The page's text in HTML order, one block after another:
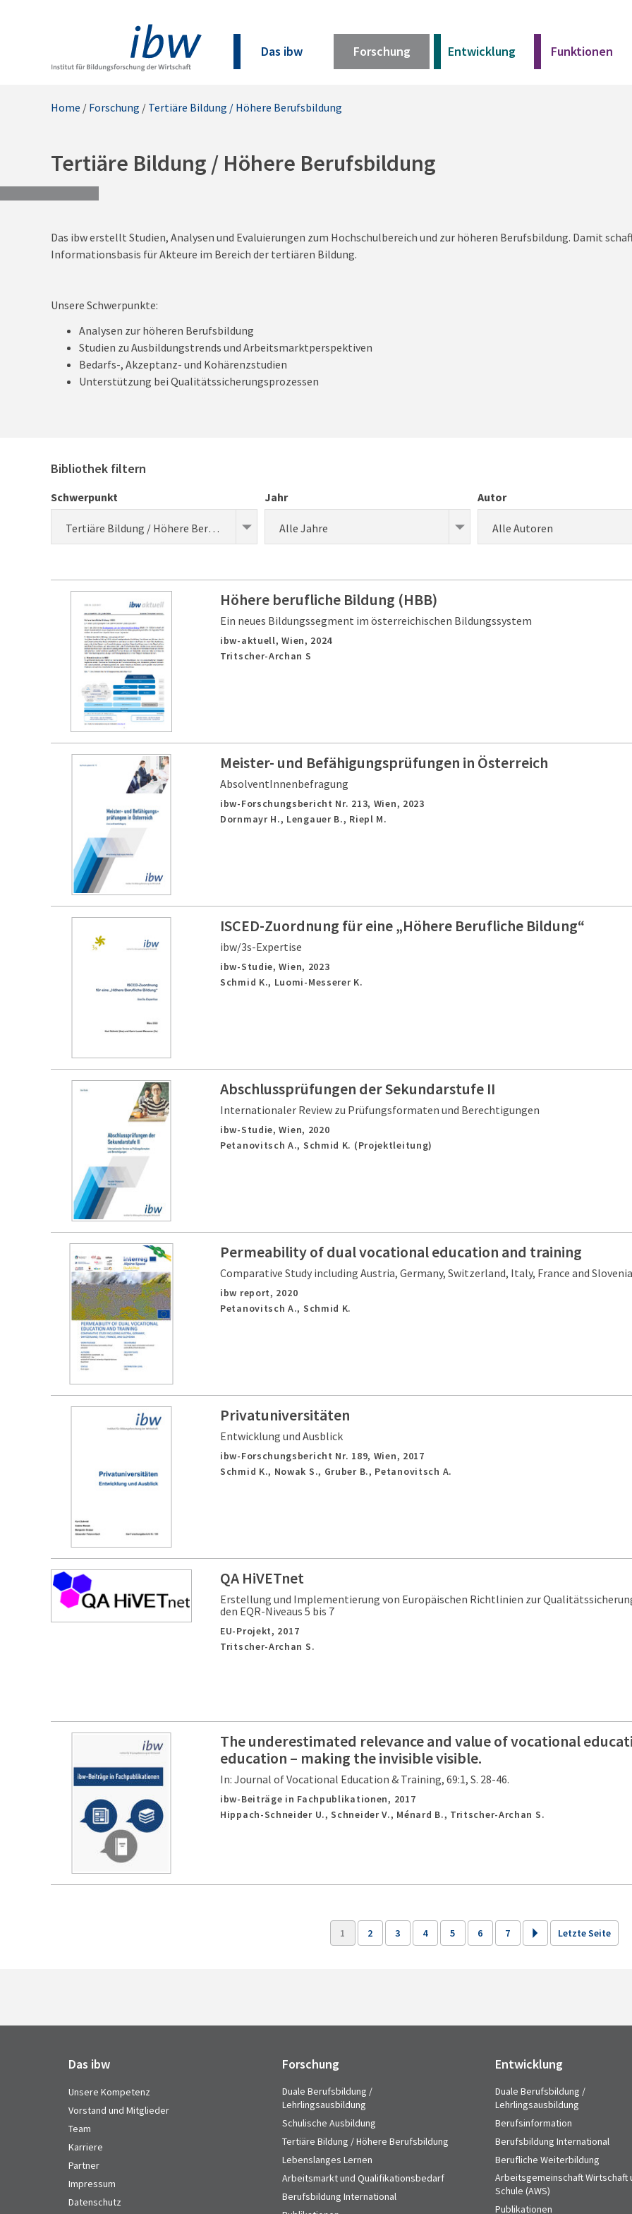
Das ibw Forschung Entwicklung Funktionen
Home / Forschung / Tertiäre Bildung / Höhere Berufsbildung
Tertiäre Bildung / Höhere Berufsbildung
Das ibw erstellt Studien, Analysen und Evaluierungen zum Hochschulbereich und zur höheren Berufsbildung. Damit
Informationsbasis für Akteure im Bereich der tertiären Bildung.
Unsere Schwerpunkte:
Analysen zur höheren Berufsbildung
Studien zu Ausbildungstrends und Arbeitsmarktperspektiven
Bedarfs-, Akzeptanz- und Kohärenzstudien
Unterstützung bei Qualitätssicherungsprozessen
Bibliothek filtern
Schwerpunkt
Tertiäre Bildung / Höhere Berufsbildung
Jahr
Alle Jahre
Autor
Alle Autoren
Höhere berufliche Bildung (HBB)
Ein neues Bildungssegment im österreichischen Bildungssystem
ibw-aktuell,Wien, 2024
Tritscher-Archan S
Meister- und Befähigungsprüfungen in Österreich
AbsolventInnenbefragung
ibw-Forschungsbericht Nr. 213, Wien, 2023
Dornmayr H., Lengauer B., Riepl M.
ISCED-Zuordnung für eine „Höhere Berufliche Bildung“
ibw/3s-Expertise
ibw-Studie,Wien, 2023
Schmid K., Luomi-Messerer K.
Abschlussprüfungen der Sekundarstufe II
Internationaler Review zu Prüfungsformaten und Berechtigungen
ibw-Studie,Wien, 2020
Petanovitsch A., Schmid K. (Projektleitung)
Permeability of dual vocational education and training
Comparative Study including Austria, Germany, Switzerland, Italy, France and Slovenia
ibw report, 2020
Petanovitsch A., Schmid K.
Privatuniversitäten
Entwicklung und Ausblick
ibw-Forschungsbericht Nr. 189, Wien, 2017
Schmid K., Nowak S., Gruber B., Petanovitsch A.
QA HiVETnet
Erstellung und Implementierung von Europäischen Richtlinien zur
den EQR-Niveaus 5 bis 7
EU-Projekt, 2017
Tritscher-Archan S.
The underestimated relevance and value of vocational
education – making the invisible visible.
In: Journal of Vocational Education & Training, 69:1, S. 28-46.
ibw-Beiträge in Fachpublikationen, 2017
Hippach-Schneider U., Schneider V., Ménard B., Tritscher-Archan S.
1 2 3 4 5 6 7 Letzte Seite
Das ibw
Unsere Kompetenz
Vorstand und Mitglieder
Team
Karriere
Partner
Impressum
Datenschutz
Forschung
Duale Berufsbildung /
Lehrlingsausbildung
Schulische Ausbildung
Tertiäre Bildung / Höhere Berufsbildung
Lebenslanges Lernen
Arbeitsmarkt und Qualifikationsbedarf
Berufsbildung International
Entwicklung
Duale Berufsbildung /
Lehrlingsausbildung
Berufsinformation
Berufsbildung International
Berufliche Weiterbildung
Arbeitsgemeinschaft Wirtschaft
Schule (AWS)
Publikationen